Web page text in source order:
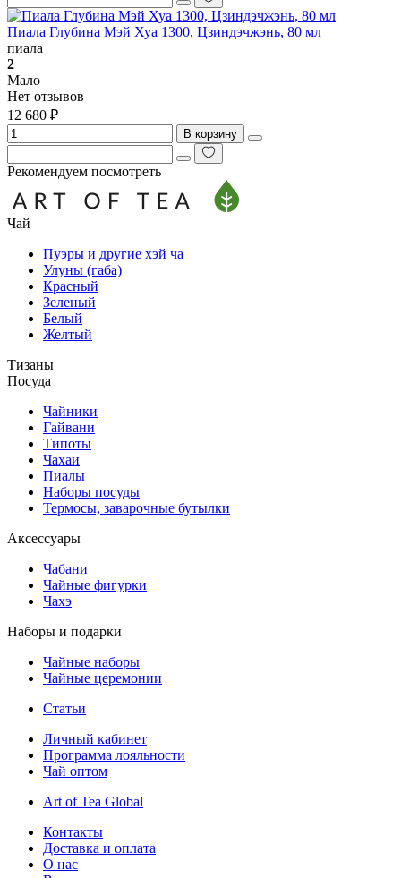
Пиала Глубина Мэй Хуа 1300, Цзиндэчжэнь, 80 мл
пиала
2
Мало
Нет отзывов
12 680 ₽
В корзину
Рекомендуем посмотреть
Чай
Пуэры и другие хэй ча
Улуны (габа)
Красный
Зеленый
Белый
Желтый
Тизаны
Посуда
Чайники
Гайвани
Типоты
Чахаи
Пиалы
Наборы посуды
Термосы, заварочные бутылки
Аксессуары
Чабани
Чайные фигурки
Чахэ
Наборы и подарки
Чайные наборы
Чайные церемонии
Статьи
Личный кабинет
Программа лояльности
Чай оптом
Art of Tea Global
Контакты
Доставка и оплата
О нас